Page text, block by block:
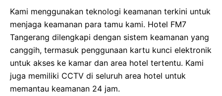
Kami menggunakan teknologi keamanan terkini untuk
menjaga keamanan para tamu kami. Hotel FM7
Tangerang dilengkapi dengan sistem keamanan yang
canggih, termasuk penggunaan kartu kunci elektronik
untuk akses ke kamar dan area hotel tertentu. Kami
juga memiliki CCTV di seluruh area hotel untuk
memantau keamanan 24 jam.